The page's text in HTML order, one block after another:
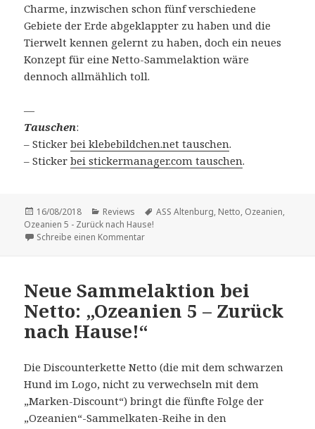
Charme, inzwischen schon fünf verschiedene
Gebiete der Erde abgeklappter zu haben und die
Tierwelt kennen gelernt zu haben, doch ein neues
Konzept für eine Netto-Sammelaktion wäre
dennoch allmählich toll.
—
Tauschen:
– Stickerbei klebebildchen.net tauschen.
– Stickerbei stickermanager.com tauschen.
Veröffentlicht
am
16/08/2018 Kategorien
Reviews Schlagwörter
ASS Altenburg, Netto, Ozeanien,
Ozeanien 5 - Zurück nach Hause!
Schreibe einen Kommentarzu Vorstellung: „Ozeanien 5 – Zurück nach
Neue Sammelaktion bei
Netto: „Ozeanien 5 – Zurück
nach Hause!“
Die Discounterkette Netto (die mit dem schwarzen
Hund im Logo, nicht zu verwechseln mit dem
„Marken-Discount“) bringt die fünfte Folge der
„Ozeanien“-Sammelkaten-Reihe in den